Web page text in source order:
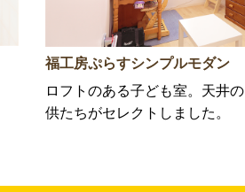
福工房ぷらすシンプルモダン
ロフトのある子ども室。天井
供たちがセレクトしました。